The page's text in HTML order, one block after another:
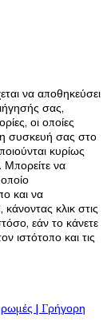
να αποθηκεύσει
σας,
οι οποίες
συσκευή σας στο
κυρίως
Μπορείτε να
και να
κλικ στις
εάν το κάνετε
ιστότοπο και τις
| Γρήγορη